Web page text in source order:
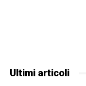
Ultimi articoli